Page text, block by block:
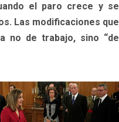
el paro crece y se
Las modificaciones que
no de trabajo, sino “de